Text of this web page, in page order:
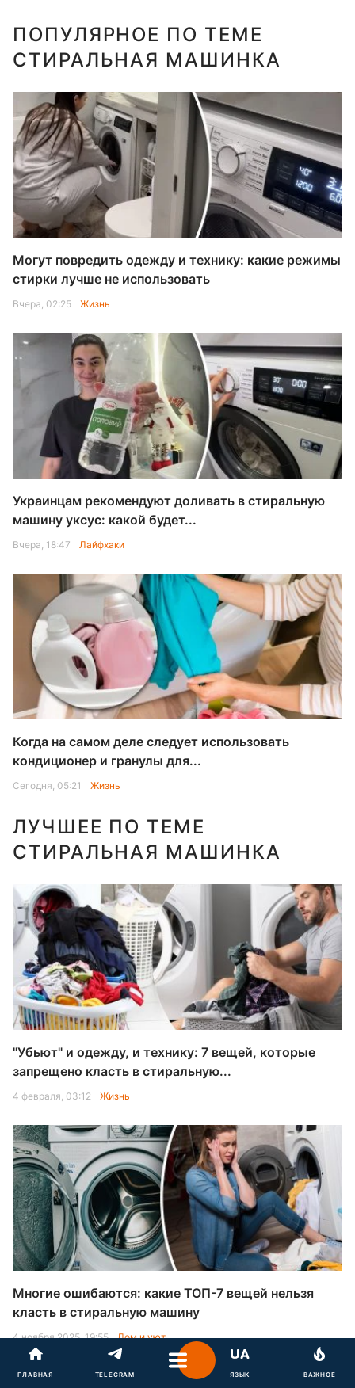
ПОПУЛЯРНОЕ ПО ТЕМЕ
СТИРАЛЬНАЯ МАШИНКА
Могут повредить одежду и технику: какие режимы
стирки лучше не использовать
Вчера, 02:25 Жизнь
Украинцам рекомендуют доливать в стиральную
машину уксус: какой будет...
Вчера, 18:47 Лайфхаки
Когда на самом деле следует использовать
кондиционер и гранулы для...
Сегодня, 05:21 Жизнь
ЛУЧШЕЕ ПО ТЕМЕ
СТИРАЛЬНАЯ МАШИНКА
"Убьют" и одежду, и технику: 7 вещей, которые
запрещено класть в стиральную...
4 февраля, 03:12 Жизнь
Многие ошибаются: какие ТОП-7 вещей нельзя
класть в стиральную машину
4 ноября 2025, 19:55 Дом и уют
ГЛАВНАЯ TELEGRAM ЯЗЫК ВАЖНОЕ